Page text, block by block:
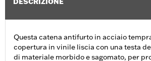
Questa catena antifurto in acciaio
copertura in vinile liscia con una testa
di materiale morbido e sagomato, per